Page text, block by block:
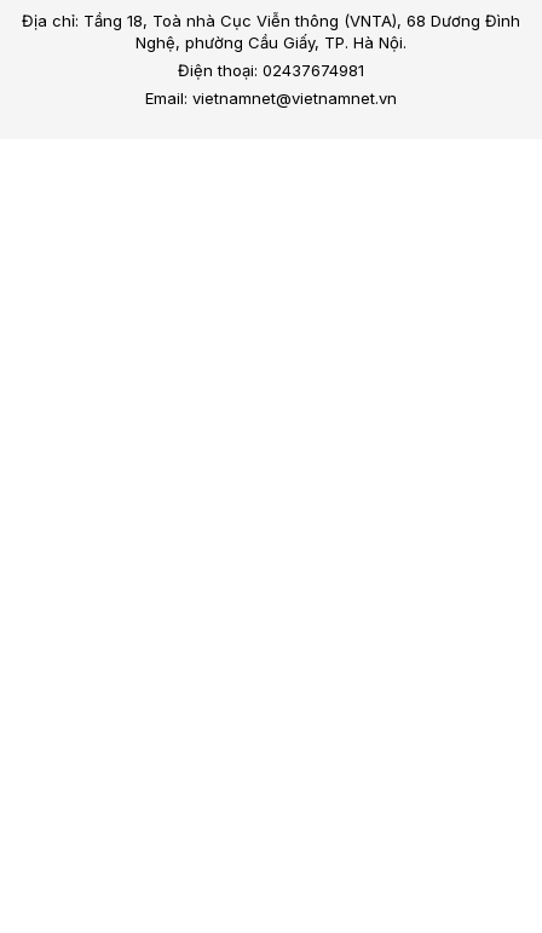
Địa chỉ: Tầng 18, Toà nhà Cục Viễn thông (VNTA), 68 Dương Đình
Nghệ, phường Cầu Giấy, TP. Hà Nội.
Điện thoại: 02437674981
Email: vietnamnet@vietnamnet.vn